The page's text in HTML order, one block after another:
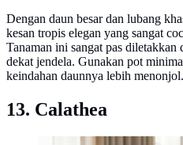
Dengan daun besar dan lubang
kesan tropis elegan yang sangat
Tanaman ini sangat pas diletakkan
dekat jendela. Gunakan pot
keindahan daunnya lebih menonjol.
13. Calathea